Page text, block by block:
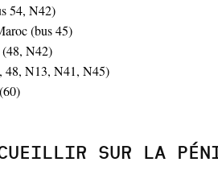
54, N42)
(bus 45)
N42)
48, N13, N41, N45)
SUR LA